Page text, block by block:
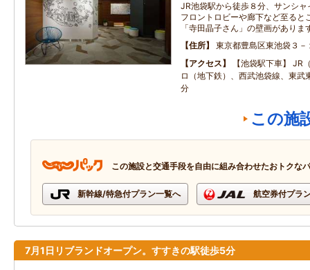
JR池袋駅から徒歩８分、サンシ
フロントロビーや廊下など至ると
「寺田晶子さん」の壁画がありま
住所
東京都豊島区東池袋３－
アクセス
【池袋駅下車】 JR
ロ（地下鉄）、西武池袋線、東武
分
この施
この施設と交通手段を自由に組み合わせたおトクな
新幹線/特急付プラン一覧へ 航空券付プラ
7月1日リブランドオープン。すすきの駅徒歩5分